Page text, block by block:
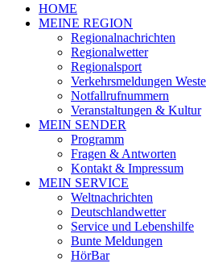
HOME
MEINE REGION
Regionalnachrichten
Regionalwetter
Regionalsport
Verkehrsmeldungen
Notfallrufnummern
Veranstaltungen & Kultur
MEIN SENDER
Programm
Fragen & Antworten
Kontakt & Impressum
MEIN SERVICE
Weltnachrichten
Deutschlandwetter
Service und Lebenshilfe
Bunte Meldungen
HörBar